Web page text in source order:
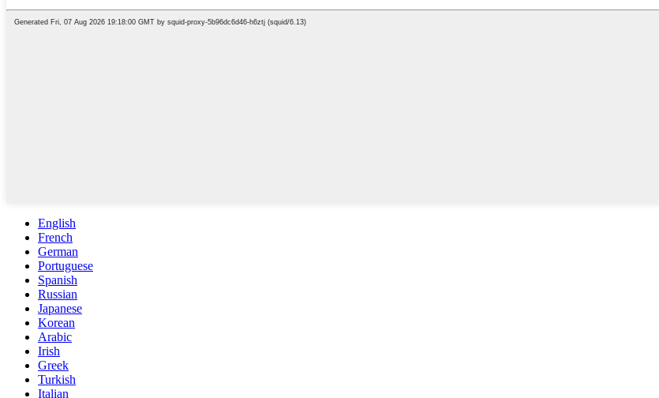
English
French
German
Portuguese
Spanish
Russian
Japanese
Korean
Arabic
Irish
Greek
Turkish
Italian